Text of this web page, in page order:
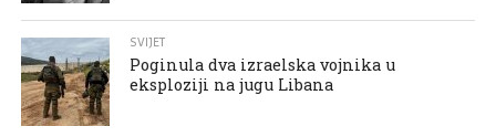
SVIJET
Poginula dva izraelska vojnika u
eksploziji na jugu Libana